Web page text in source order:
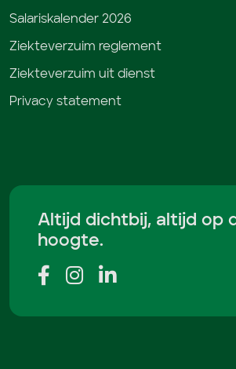
Salariskalender 2026
Ziekteverzuim reglement
Ziekteverzuim uit dienst
Privacy statement
Altijd dichtbij, altijd op
hoogte.